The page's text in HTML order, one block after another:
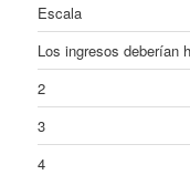
Escala
Los ingresos deberían
2
3
4